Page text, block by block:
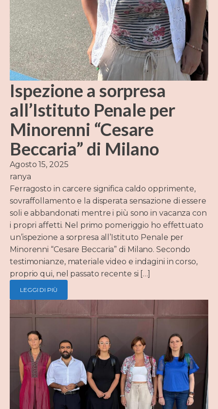
Ispezione a sorpresa
all’Istituto Penale per
Minorenni “Cesare
Beccaria” di Milano
Agosto 15, 2025
ranya
Ferragosto in carcere significa caldo opprimente,
sovraffollamento e la disperata sensazione di essere
soli e abbandonati mentre i più sono in vacanza con
i propri affetti. Nel primo pomeriggio ho effettuato
un’ispezione a sorpresa all’Istituto Penale per
Minorenni “Cesare Beccaria” di Milano. Secondo
testimonianze, materiale video e indagini in corso,
proprio qui, nel passato recente si […]
LEGGI DI PIÙ